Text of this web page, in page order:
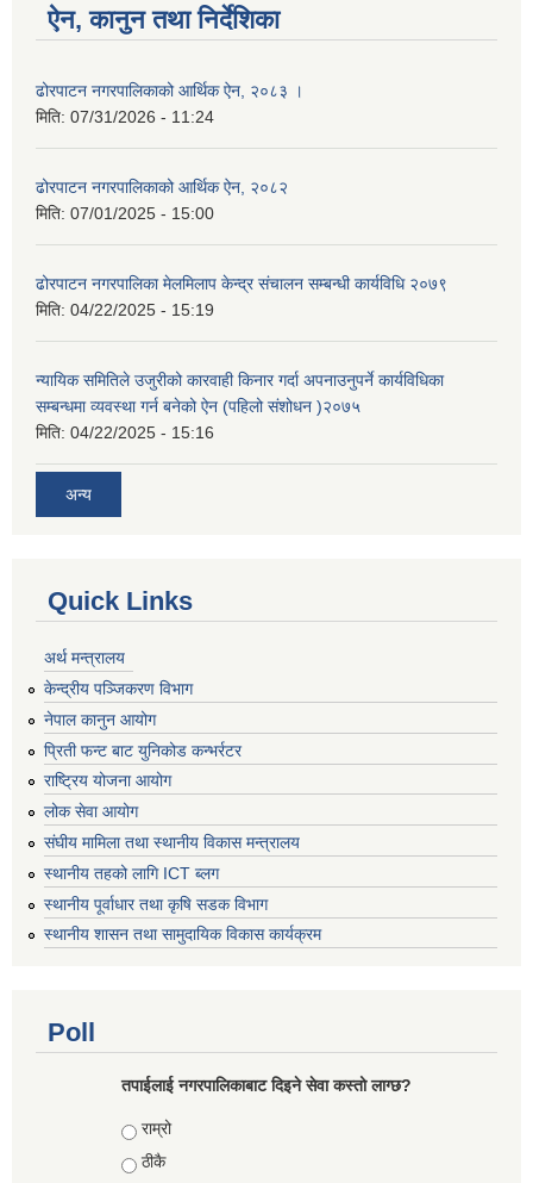
ऐन, कानुन तथा निर्देशिका
ढोरपाटन नगरपालिकाको आर्थिक ऐन, २०८३ ।
मिति: 07/31/2026 - 11:24
ढोरपाटन नगरपालिकाको आर्थिक ऐन, २०८२
मिति: 07/01/2025 - 15:00
ढोरपाटन नगरपालिका मेलमिलाप केन्द्र संचालन सम्बन्धी कार्यविधि २०७९
मिति: 04/22/2025 - 15:19
न्यायिक समितिले उजुरीको कारवाही किनार गर्दा अपनाउनुपर्ने कार्यविधिका
सम्बन्धमा व्यवस्था गर्न बनेको ऐन (पहिलो संशोधन )२०७५
मिति: 04/22/2025 - 15:16
अन्य
Quick Links
अर्थ मन्त्रालय
केन्द्रीय पञ्जिकरण विभाग
नेपाल कानुन आयोग
प्रिती फन्ट बाट युनिकोड कन्भर्रटर
राष्ट्रिय योजना आयोग
लोक सेवा आयोग
संघीय मामिला तथा स्थानीय विकास मन्त्रालय
स्थानीय तहको लागि ICT ब्लग
स्थानीय पूर्वाधार तथा कृषि सडक विभाग
स्थानीय शासन तथा सामुदायिक विकास कार्यक्रम
Poll
तपाईलाई नगरपालिकाबाट दिइने सेवा कस्तो लाग्छ?
Choices
राम्रो
ठीकै